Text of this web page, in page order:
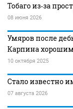
Тобаго из‑за
08 июня 2026
Умяров после
Карпина
10 октября 2025
Стало известно
07 августа 2026